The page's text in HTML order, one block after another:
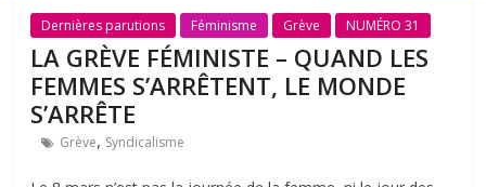
Dernières parutions Féminisme Grève NUMÉRO 31
LA GRÈVE FÉMINISTE – QUAND LES
FEMMES S’ARRÊTENT, LE MONDE
S’ARRÊTE
Grève, Syndicalisme